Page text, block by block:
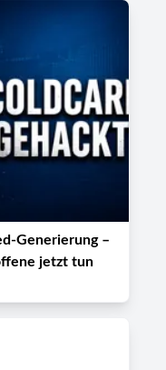
Generierung –
jetzt tun